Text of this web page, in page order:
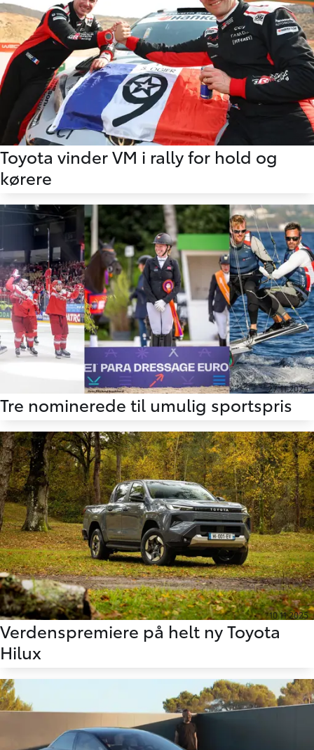
30.11.2025
Toyota vinder VM i rally for hold og
kørere
27.11.2025
Tre nominerede til umulig sportspris
10.11.2025
Verdenspremiere på helt ny Toyota
Hilux